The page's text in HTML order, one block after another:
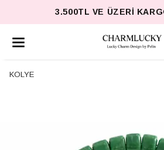
3.500TL VE ÜZERI
KOLYE